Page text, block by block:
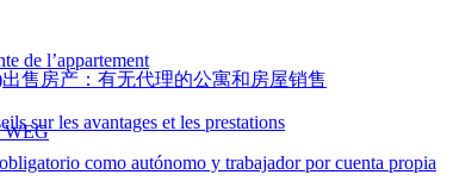
de l’appartement
WEGsur les avantages et les prestations